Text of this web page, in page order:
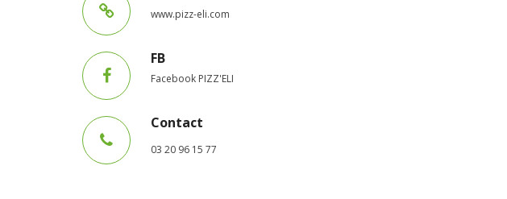
www.pizz-eli.com
FB
Facebook PIZZ'ELI
Contact
03 20 96 15 77